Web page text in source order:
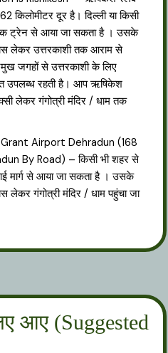
किलोमीटर दूर है। दिल्ली या किसी
ट्रेन से आया जा सकता है । उसके
बस लेकर उत्तरकाशी तक आराम से
जगहों से उत्तरकाशी के लिए
उपलब्ध रहती है। आप ऋषिकेश
लेकर गंगोत्री मंदिर / धाम तक
Airport Dehradun (168
By Road) – किसी भी शहर से
मार्ग से आया जा सकता है । उसके
लेकर गंगोत्री मंदिर / धाम पहुंचा जा
आए (Suggested